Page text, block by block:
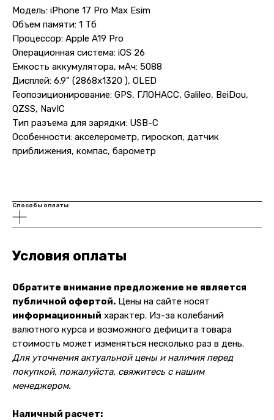
Модель: iPhone 17 Pro Max Esim
Объем памяти: 1 Тб
Процессор: Apple A19 Pro
Операционная система: iOS 26
Емкость аккумулятора, мАч: 5088
Дисплей: 6.9" (2868x1320 ), OLED
Геопозиционирование: GPS, ГЛОНАСС, Galileo, BeiDou,
QZSS, NavIC
Тип разъема для зарядки: USB-C
Особенности: акселерометр, гироскоп, датчик
приближения, компас, барометр
Способы оплаты
Условия оплаты
Обратите внимание предложение не является
публичной офертой. Цены на сайте носят
информационный характер. Из-за колебаний
валютного курса и возможного дефицита товара
стоимость может изменяться несколько раз в день.
Для уточнения актуальной цены и наличия перед
покупкой, пожалуйста, свяжитесь с нашим
менеджером.
Наличный расчет:
+7 (965) 666-66-89 (WhatsАpp)
Карла Маркса 25, 1 этаж
malikpochinit@mail.ru
Пн-Пт: 10:00 — 21:00
Сб-Вс: 10:00 — 20:00
Контакты